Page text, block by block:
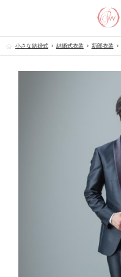
小さな結婚式 結婚式衣装 新郎衣装